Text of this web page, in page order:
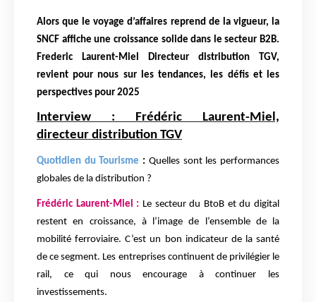
Alors que le voyage d’affaires reprend de la vigueur, la
SNCF affiche une croissance solide dans le secteur B2B.
Frederic Laurent-Miel Directeur distribution TGV,
revient pour nous sur les tendances, les défis et les
perspectives pour 2025
Interview : Frédéric Laurent-Miel,
directeur distribution TGV
Quotidien du Tourisme : Quelles sont les performances
globales de la distribution ?
Frédéric Laurent-Miel : Le secteur du BtoB et du digital
restent en croissance, à l’image de l’ensemble de la
mobilité ferroviaire. C’est un bon indicateur de la santé
de ce segment. Les entreprises continuent de privilégier le
rail, ce qui nous encourage à continuer les
investissements.